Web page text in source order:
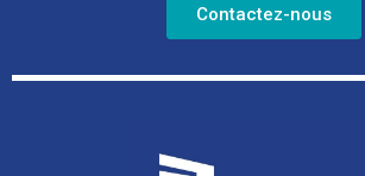
Contactez-nous